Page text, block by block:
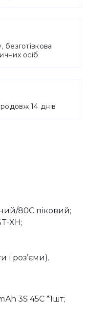
осіб
14 днів
80C піковий;
XH;
і роз’єми).
3S 45C *1шт;